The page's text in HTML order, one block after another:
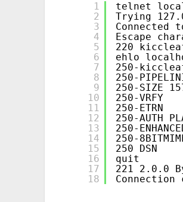
1
2
3
4
5
6
7
8
9
10
11
12
13
14
15
16
17
18
telnet
Trying
Connected
Escape
220
ehlo
250-
250-
250-SIZE
250-VRFY
250-ETRN
250-AUTH
250-
250-
250 DSN
quit
221 2.0.0